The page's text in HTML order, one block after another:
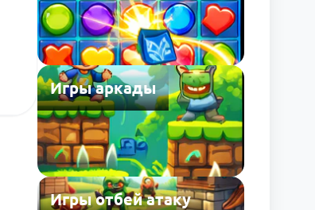
Игры аркады
Игры отбей атаку